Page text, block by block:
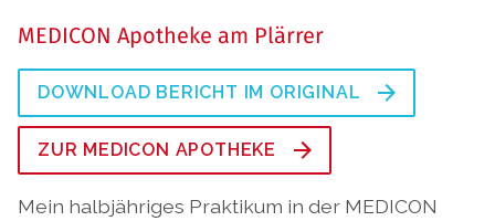
MEDICON Apotheke am Plärrer
DOWNLOAD BERICHT IM ORIGINAL
ZUR MEDICON APOTHEKE
Mein halbjähriges Praktikum in der MEDICON